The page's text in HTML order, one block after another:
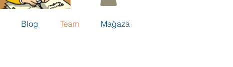
Blog Team Mağaza